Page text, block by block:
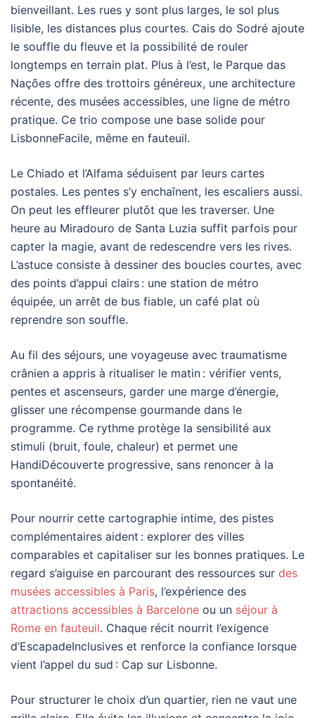
bienveillant. Les rues y sont plus larges, le sol plus
lisible, les distances plus courtes. Cais do Sodré ajoute
le souffle du fleuve et la possibilité de rouler
longtemps en terrain plat. Plus à l’est, le Parque das
Nações offre des trottoirs généreux, une architecture
récente, des musées accessibles, une ligne de métro
pratique. Ce trio compose une base solide pour
LisbonneFacile, même en fauteuil.
Le Chiado et l’Alfama séduisent par leurs cartes
postales. Les pentes s’y enchaînent, les escaliers aussi.
On peut les effleurer plutôt que les traverser. Une
heure au Miradouro de Santa Luzia suffit parfois pour
capter la magie, avant de redescendre vers les rives.
L’astuce consiste à dessiner des boucles courtes, avec
des points d’appui clairs : une station de métro
équipée, un arrêt de bus fiable, un café plat où
reprendre son souffle.
Au fil des séjours, une voyageuse avec traumatisme
crânien a appris à ritualiser le matin : vérifier vents,
pentes et ascenseurs, garder une marge d’énergie,
glisser une récompense gourmande dans le
programme. Ce rythme protège la sensibilité aux
stimuli (bruit, foule, chaleur) et permet une
HandiDécouverte progressive, sans renoncer à la
spontanéité.
Pour nourrir cette cartographie intime, des pistes
complémentaires aident : explorer des villes
comparables et capitaliser sur les bonnes pratiques. Le
regard s’aiguise en parcourant des ressources sur des
musées accessibles à Paris, l’expérience des
attractions accessibles à Barcelone ou un séjour à
Rome en fauteuil. Chaque récit nourrit l’exigence
d’EscapadeInclusives et renforce la confiance lorsque
vient l’appel du sud : Cap sur Lisbonne.
Pour structurer le choix d’un quartier, rien ne vaut une